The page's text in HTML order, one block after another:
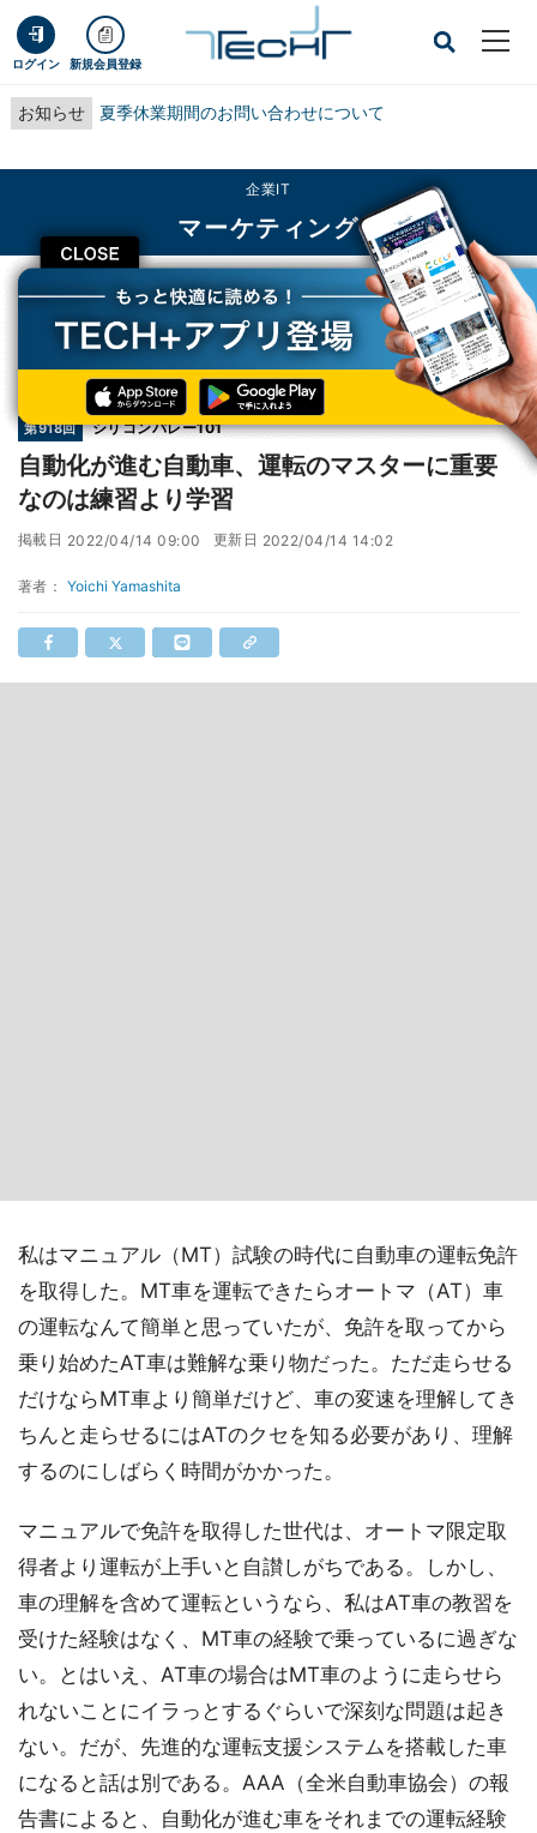
ログイン 新規会員登録
お知らせ 夏季休業期間のお問い合わせについて
CLOSE
企業IT
マーケティング
TECH+ 企業IT
マーケティング
自動化が進む自動車、運転のマスターに重要なのは練習より学習
第918回 シリコンバレー101
自動化が進む自動車、運転のマスターに重要
なのは練習より学習
掲載日 2022/04/14 09:00 更新日 2022/04/14 14:02
著者： Yoichi Yamashita
私はマニュアル（MT）試験の時代に自動車の運転免許
を取得した。MT車を運転できたらオートマ（AT）車
の運転なんて簡単と思っていたが、免許を取ってから
乗り始めたAT車は難解な乗り物だった。ただ走らせる
だけならMT車より簡単だけど、車の変速を理解してき
ちんと走らせるにはATのクセを知る必要があり、理解
するのにしばらく時間がかかった。
マニュアルで免許を取得した世代は、オートマ限定取
得者より運転が上手いと自讃しがちである。しかし、
車の理解を含めて運転というなら、私はAT車の教習を
受けた経験はなく、MT車の経験で乗っているに過ぎな
い。とはいえ、AT車の場合はMT車のように走らせら
れないことにイラっとするぐらいで深刻な問題は起き
ない。だが、先進的な運転支援システムを搭載した車
になると話は別である。AAA（全米自動車協会）の報
告書によると、自動化が進む車をそれまでの運転経験